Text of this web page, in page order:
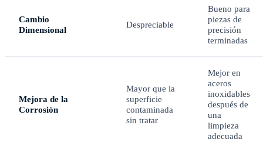
Cambio
Dimensional
Despreciable
Bueno para
piezas de
precisión
terminadas
Mejora de la
Corrosión
Mayor que la
superficie
contaminada
sin tratar
Mejor en
aceros
inoxidables
después de
una
limpieza
adecuada